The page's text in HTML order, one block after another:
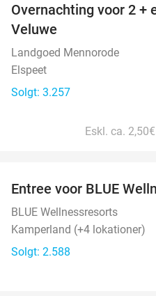
Overnachting voor 2 +
Veluwe
Landgoed Mennorode
Elspeet
Solgt: 3.257
Eskl. ca.
Entree voor BLUE
BLUE Wellnessresorts
Kamperland (+4 lokationer)
Solgt: 2.588